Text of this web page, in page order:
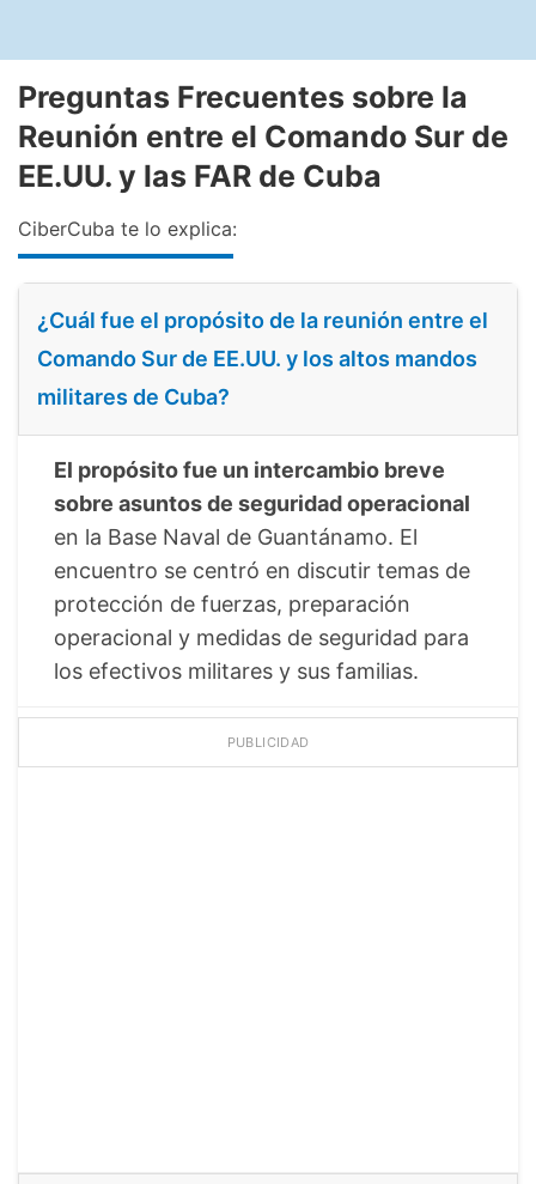
Preguntas Frecuentes sobre la
Reunión entre el Comando Sur de
EE.UU. y las FAR de Cuba
CiberCuba te lo explica:
¿Cuál fue el propósito de la reunión entre el
Comando Sur de EE.UU. y los altos mandos
militares de Cuba?
El propósito fue un intercambio breve
sobre asuntos de seguridad operacional
en la Base Naval de Guantánamo. El
encuentro se centró en discutir temas de
protección de fuerzas, preparación
operacional y medidas de seguridad para
los efectivos militares y sus familias.
PUBLICIDAD